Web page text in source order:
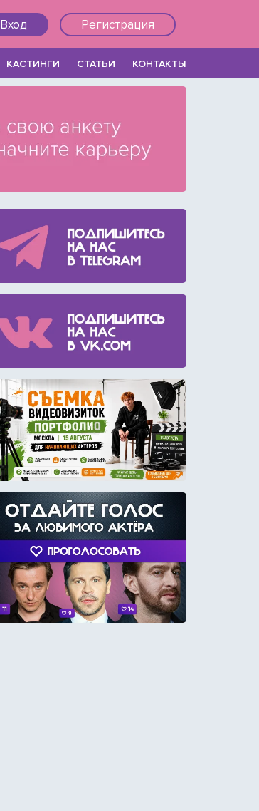
Вход Регистрация
КАСТИНГИ СТАТЬИ КОНТАКТЫ